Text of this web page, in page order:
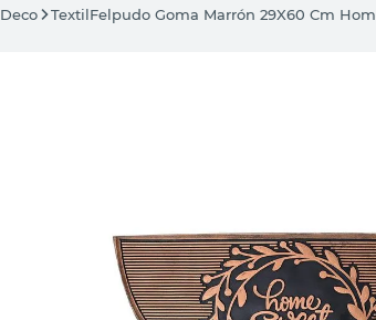
TextilFelpudo Goma Marrón 29X60 Cm